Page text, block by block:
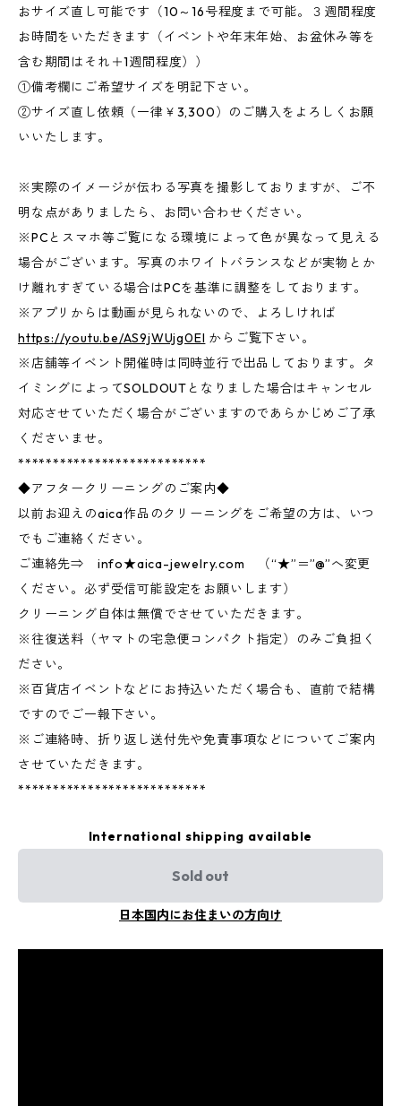
おサイズ直し可能です（10～16号程度まで可能。３週間程度
お時間をいただきます（イベントや年末年始、お盆休み等を
含む期間はそれ＋1週間程度））
①備考欄にご希望サイズを明記下さい。
②サイズ直し依頼（一律￥3,300）のご購入をよろしくお願
いいたします。
※実際のイメージが伝わる写真を撮影しておりますが、ご不
明な点がありましたら、お問い合わせください。
※PCとスマホ等ご覧になる環境によって色が異なって見える
場合がございます。写真のホワイトバランスなどが実物とか
け離れすぎている場合はPCを基準に調整をしております。
※アプリからは動画が見られないので、よろしければ
https://youtu.be/AS9jWUjg0EI からご覧下さい。
※店舗等イベント開催時は同時並行で出品しております。タ
イミングによってSOLDOUTとなりました場合はキャンセル
対応させていただく場合がございますのであらかじめご了承
くださいませ。
***************************
◆アフタークリーニングのご案内◆
以前お迎えのaica作品のクリーニングをご希望の方は、いつ
でもご連絡ください。
ご連絡先⇒ info★aica-jewelry.com （“★”＝”@”へ変更
ください。必ず受信可能設定をお願いします）
クリーニング自体は無償でさせていただきます。
※往復送料（ヤマトの宅急便コンパクト指定）のみご負担く
ださい。
※百貨店イベントなどにお持込いただく場合も、直前で結構
ですのでご一報下さい。
※ご連絡時、折り返し送付先や免責事項などについてご案内
させていただきます。
***************************
International shipping available
Sold out
日本国内にお住まいの方向け